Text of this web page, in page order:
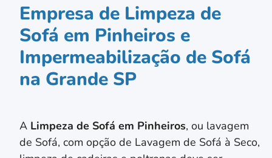
Empresa de Limpeza de
Sofá em Pinheiros e
Impermeabilização de Sofá
na Grande SP
A Limpeza de Sofá em Pinheiros, ou lavagem
de Sofá, com opção de Lavagem de Sofá à Seco,